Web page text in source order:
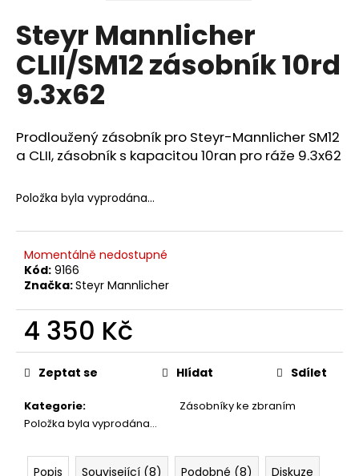
produktu
je
0,0
z
5
hvězdiček.
Steyr Mannlicher
CLII/SM12 zásobník 10rd
9.3x62
Prodloužený zásobník pro Steyr-Mannlicher SM12
a CLII, zásobník s kapacitou 10ran pro ráže 9.3x62
Položka byla vyprodána…
Momentálně nedostupné
Kód: 9166
Značka:Steyr Mannlicher
4 350 Kč
Měrná
cena:
Kategorie:
Zásobníky ke zbraním
Položka byla vyprodána…
Zeptat se Hlídat Sdílet
Popis Související (8) Podobné (8) Diskuze
a
j
í
t
?
D
o
p
o
u
u
e
m